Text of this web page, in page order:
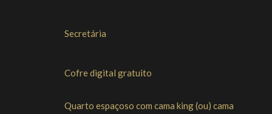
Secretária
Cofre digital gratuito
Quarto espaçoso com cama king (ou) cama